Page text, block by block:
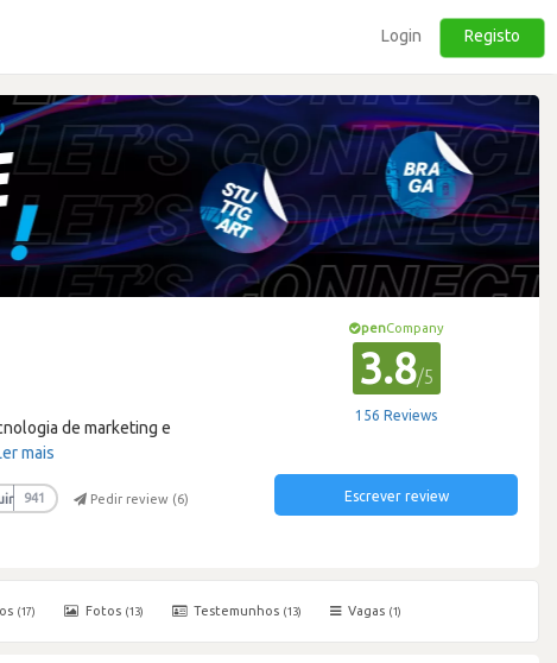
Login Registo
de marketing e
mais
941 Pedir review (6)
penCompany
3.8/5
156 Reviews
Escrever review
(17) Fotos (13) Testemunhos (13) Vagas (1)